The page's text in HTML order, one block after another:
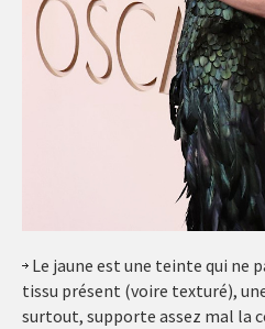
Le jaune est une teinte qui ne
tissu présent (voire texturé),
surtout, supporte assez mal la